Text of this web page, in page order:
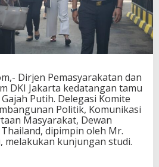
Dirjen Pemasyarakatan dan
DKI Jakarta kedatangan tamu
Putih. Delegasi Komite
Politik, Komunikasi
Masyarakat, Dewan
dipimpin oleh Mr.
melakukan kunjungan studi.